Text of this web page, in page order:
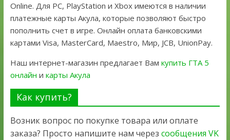
Online. Для PC, PlayStation и Xbox имеются в наличии
платежные карты Акула, которые позволяют быстро
пополнить счет в игре. Онлайн оплата банковскими
картами Visa, MasterCard, Maestro, Мир, JCB, UnionPay.
Наш интернет-магазин предлагает Вам купить ГТА 5
онлайн и карты Акула
Как купить?
Возник вопрос по покупке товара или оплате
заказа? Просто напишите нам через сообщения VK